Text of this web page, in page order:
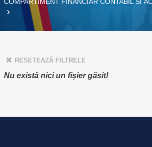
RESETEAZĂ FILTRELE
Nu există nici un fișier găsit!